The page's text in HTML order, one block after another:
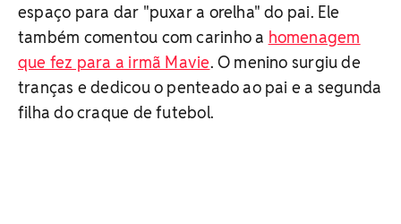
espaço para dar "puxar a orelha" do pai. Ele
também comentou com carinho a homenagem
que fez para a irmã Mavie. O menino surgiu de
tranças e dedicou o penteado ao pai e a segunda
filha do craque de futebol.